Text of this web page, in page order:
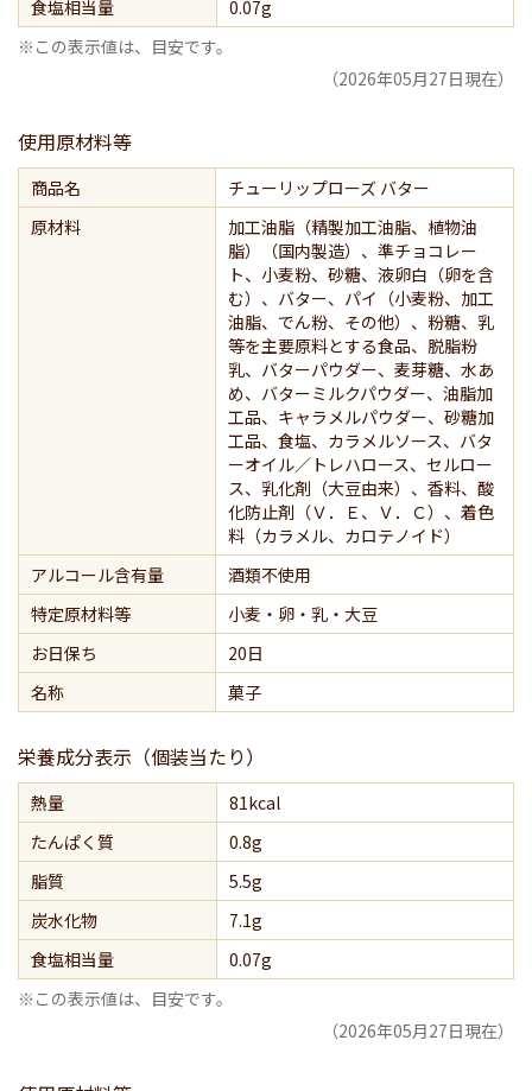
食塩相当量
0.07g
※この表示値は、目安です。
（2026年05月27日現在）
使用原材料等
商品名
チューリップローズ バター
原材料
加工油脂（精製加工油脂、植物油
脂）（国内製造）、準チョコレー
ト、小麦粉、砂糖、液卵白（卵を含
む）、バター、パイ（小麦粉、加工
油脂、でん粉、その他）、粉糖、乳
等を主要原料とする食品、脱脂粉
乳、バターパウダー、麦芽糖、水あ
め、バターミルクパウダー、油脂加
工品、キャラメルパウダー、砂糖加
工品、食塩、カラメルソース、バタ
ーオイル／トレハロース、セルロー
ス、乳化剤（大豆由来）、香料、酸
化防止剤（Ｖ．Ｅ、Ｖ．Ｃ）、着色
料（カラメル、カロテノイド）
アルコール含有量
酒類不使用
特定原材料等
小麦・卵・乳・大豆
お日保ち
20日
名称
菓子
栄養成分表示（個装当たり）
熱量
81kcal
たんぱく質
0.8g
脂質
5.5g
炭水化物
7.1g
食塩相当量
0.07g
※この表示値は、目安です。
（2026年05月27日現在）